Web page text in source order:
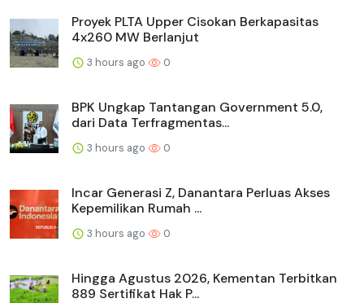
Proyek PLTA Upper Cisokan Berkapasitas
4x260 MW Berlanjut
3 hours ago 0
BPK Ungkap Tantangan Government 5.0,
dari Data Terfragmentas...
3 hours ago 0
Incar Generasi Z, Danantara Perluas Akses
Kepemilikan Rumah ...
3 hours ago 0
Hingga Agustus 2026, Kementan Terbitkan
889 Sertifikat Hak P...